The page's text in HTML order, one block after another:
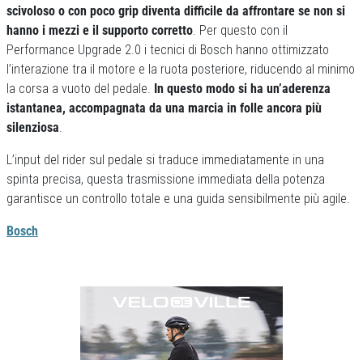
scivoloso o con poco grip diventa difficile da affrontare se non si
hanno i mezzi e il supporto corretto. Per questo con il
Performance Upgrade 2.0 i tecnici di Bosch hanno ottimizzato
l’interazione tra il motore e la ruota posteriore, riducendo al minimo
la corsa a vuoto del pedale. In questo modo si ha un’aderenza
istantanea, accompagnata da una marcia in folle ancora più
silenziosa.
L’input del rider sul pedale si traduce immediatamente in una
spinta precisa, questa trasmissione immediata della potenza
garantisce un controllo totale e una guida sensibilmente più agile.
Bosch